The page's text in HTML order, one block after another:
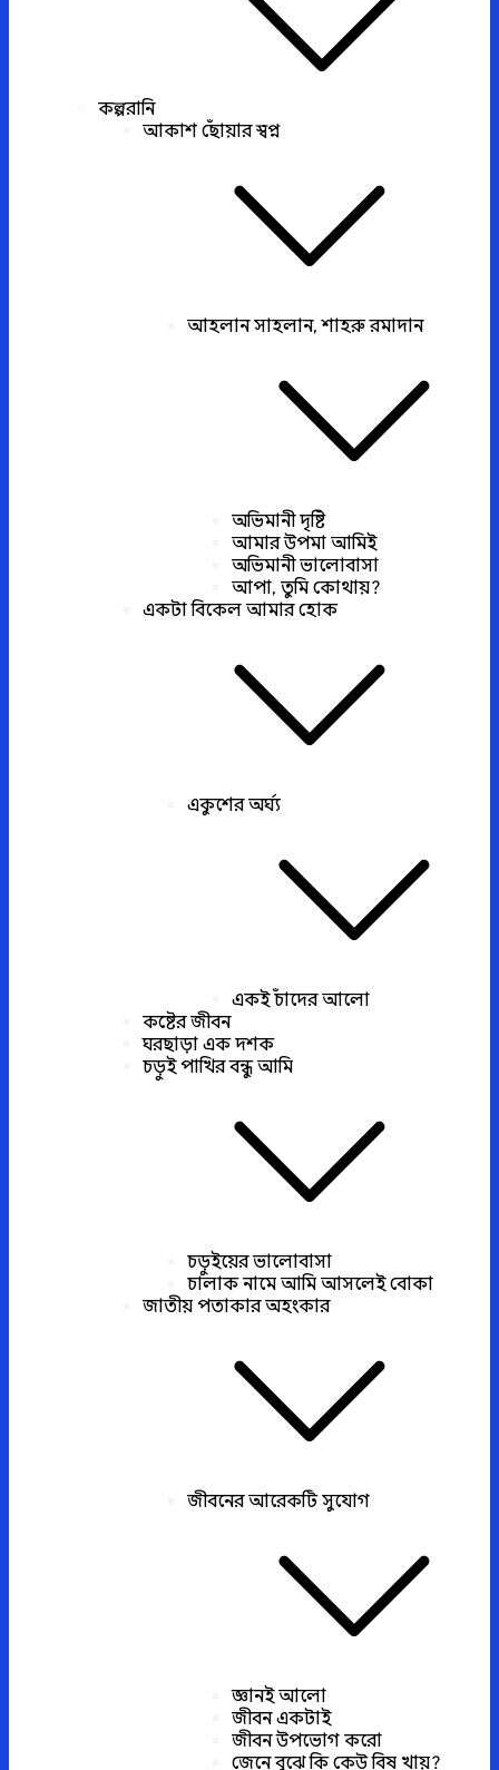
কল্পরানি
আকাশ ছোঁয়ার স্বপ্ন
আহলান সাহলান, শাহরু রমাদান
অভিমানী দৃষ্টি
আমার উপমা আমিই
অভিমানী ভালোবাসা
আপা, তুমি কোথায়?
একটা বিকেল আমার হোক
একুশের অর্ঘ্য
একই চাঁদের আলো
কষ্টের জীবন
ঘরছাড়া এক দশক
চড়ুই পাখির বন্ধু আমি
চড়ুইয়ের ভালোবাসা
চালাক নামে আমি আসলেই বোকা
জাতীয় পতাকার অহংকার
জীবনের আরেকটি সুযোগ
জ্ঞানই আলো
জীবন একটাই
জীবন উপভোগ করো
জেনে বুঝে কি কেউ বিষ খায়?